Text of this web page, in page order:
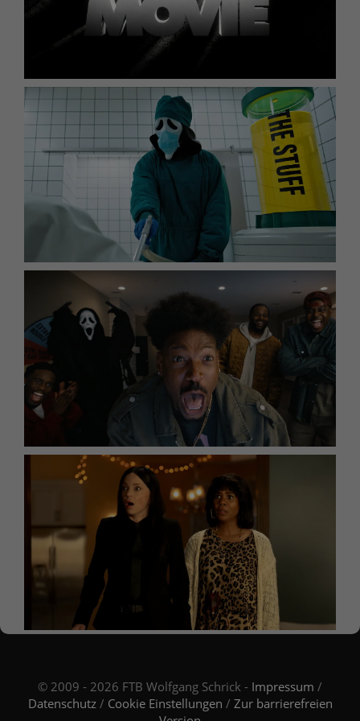
© 2009 - 2026 FTB Wolfgang Schrick - Impressum /
Datenschutz/ Cookie Einstellungen / Zur barrierefreien